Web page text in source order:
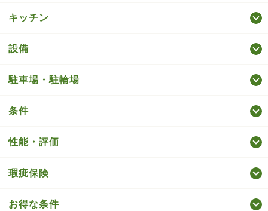
キッチン
設備
駐車場・駐輪場
条件
性能・評価
瑕疵保険
お得な条件